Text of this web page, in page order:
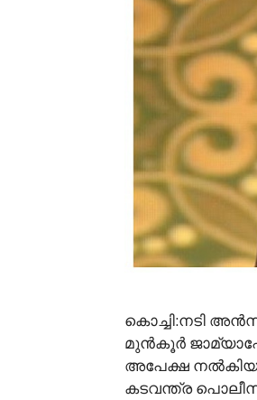
കൊച്ചി:നടി
മുൻകൂർ
അപേക്ഷ
കടവന്ത്ര പൊലീസ്